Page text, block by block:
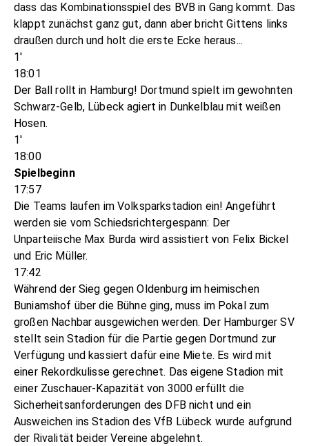
dass das Kombinationsspiel des BVB in Gang kommt. Das
klappt zunächst ganz gut, dann aber bricht Gittens links
draußen durch und holt die erste Ecke heraus...
1'
18:01
Der Ball rollt in Hamburg! Dortmund spielt im gewohnten
Schwarz-Gelb, Lübeck agiert in Dunkelblau mit weißen
Hosen.
1'
18:00
Spielbeginn
17:57
Die Teams laufen im Volksparkstadion ein! Angeführt
werden sie vom Schiedsrichtergespann: Der
Unparteiische Max Burda wird assistiert von Felix Bickel
und Eric Müller.
17:42
Während der Sieg gegen Oldenburg im heimischen
Buniamshof über die Bühne ging, muss im Pokal zum
großen Nachbar ausgewichen werden. Der Hamburger SV
stellt sein Stadion für die Partie gegen Dortmund zur
Verfügung und kassiert dafür eine Miete. Es wird mit
einer Rekordkulisse gerechnet. Das eigene Stadion mit
einer Zuschauer-Kapazität von 3000 erfüllt die
Sicherheitsanforderungen des DFB nicht und ein
Ausweichen ins Stadion des VfB Lübeck wurde aufgrund
der Rivalität beider Vereine abgelehnt.